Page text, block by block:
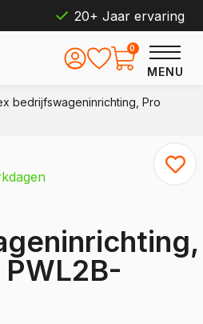
20+ Jaar ervaring
MENU
0
bedrijfswageninrichting, Pro